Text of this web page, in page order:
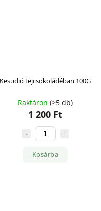
Kesudió tejcsokoládéban 100G
Raktáron (>5 db)
1 200 Ft
Kosárba